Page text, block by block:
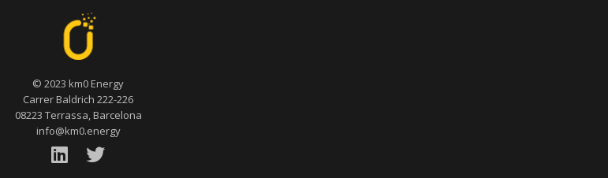
© 2023 km0 Energy
Carrer Baldrich 222-226
08223 Terrassa, Barcelona
info@km0.energy